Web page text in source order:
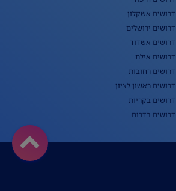
דרושים אשקלון
דרושים ירושלים
דרושים אשדוד
דרושים אילת
דרושים רחובות
דרושים ראשון לציון
דרושים בקריות
דרושים בדרום